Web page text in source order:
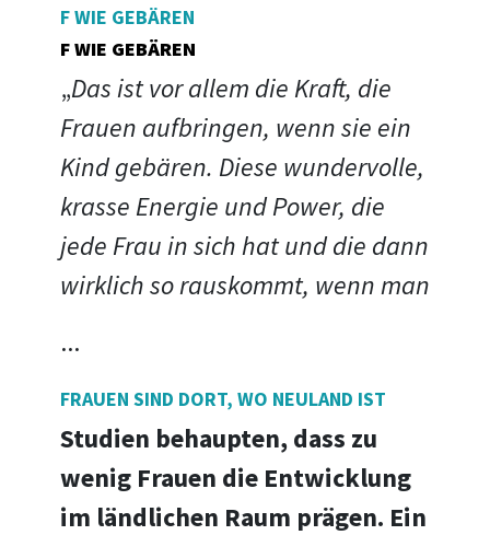
F WIE GEBÄREN
F WIE GEBÄREN
„Das ist vor allem die Kraft, die
Frauen aufbringen, wenn sie ein
Kind gebären. Diese wundervolle,
krasse Energie und Power, die
jede Frau in sich hat und die dann
wirklich so rauskommt, wenn man
...
FRAUEN SIND DORT, WO NEULAND IST
Studien behaupten, dass zu
wenig Frauen die Entwicklung
im ländlichen Raum prägen. Ein